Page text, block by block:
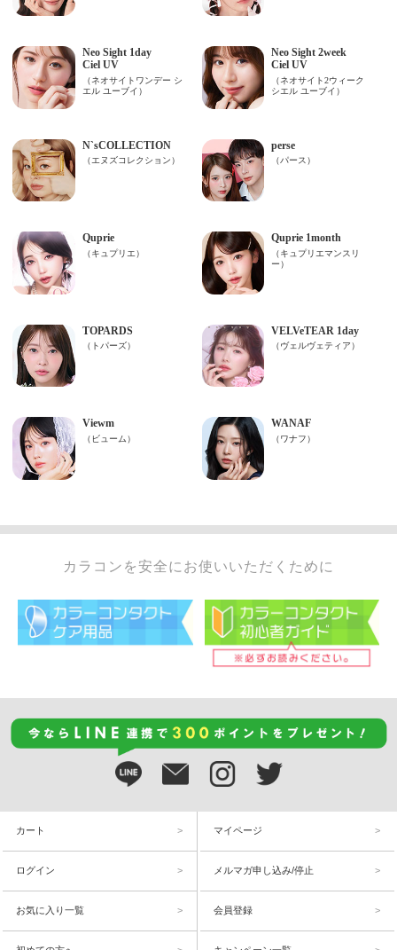
カラコンを安全にお使いいただくために
カート マイページ
ログイン メルマガ申し込み/停止
お気に入り一覧 会員登録